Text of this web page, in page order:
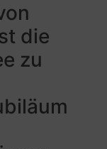
die
zu